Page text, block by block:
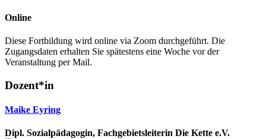
Online
Diese Fortbildung wird online via Zoom durchgeführt. Die
Zugangsdaten erhalten Sie spätestens eine Woche vor der
Veranstaltung per Mail.
Dozent*in
Maike Eyring
Dipl. Sozialpädagogin, Fachgebietsleiterin Die Kette e.V.